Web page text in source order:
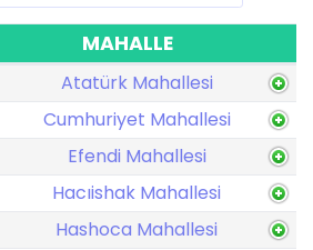
MAHALLE
Atatürk Mahallesi
Cumhuriyet Mahallesi
Efendi Mahallesi
Hacıishak Mahallesi
Hashoca Mahallesi